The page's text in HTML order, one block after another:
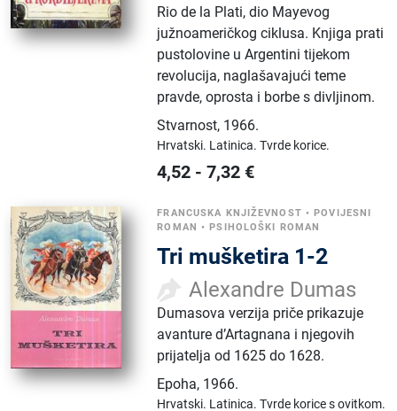
Rio de la Plati, dio Mayevog
južnoameričkog ciklusa. Knjiga prati
pustolovine u Argentini tijekom
revolucija, naglašavajući teme
pravde, oprosta i borbe s divljinom.
Stvarnost, 1966.
Hrvatski. Latinica.Tvrde korice.
4,52 -7,32 €
FRANCUSKA KNJIŽEVNOST •POVIJESNI
ROMAN •PSIHOLOŠKI ROMAN
Tri mušketira 1-2
Alexandre Dumas
Dumasova verzija priče prikazuje
avanture d’Artagnana i njegovih
prijatelja od 1625 do 1628.
Epoha, 1966.
Hrvatski. Latinica.Tvrde korice s ovitkom.